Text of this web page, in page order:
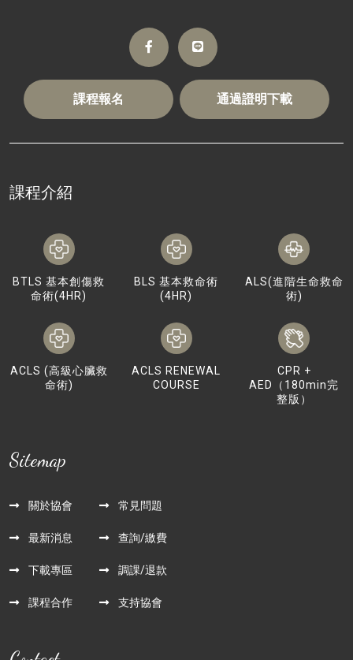
課程報名 通過證明下載
課程介紹
BTLS 基本創傷救
命術(4HR)
BLS 基本救命術
(4HR)
ALS(進階生命救命
術)
ACLS (高級心臟救
命術)
ACLS RENEWAL
COURSE
CPR +
AED（180min完
整版）
Sitemap
關於協會
最新消息
下載專區
課程合作
常見問題
查詢/繳費
調課/退款
支持協會